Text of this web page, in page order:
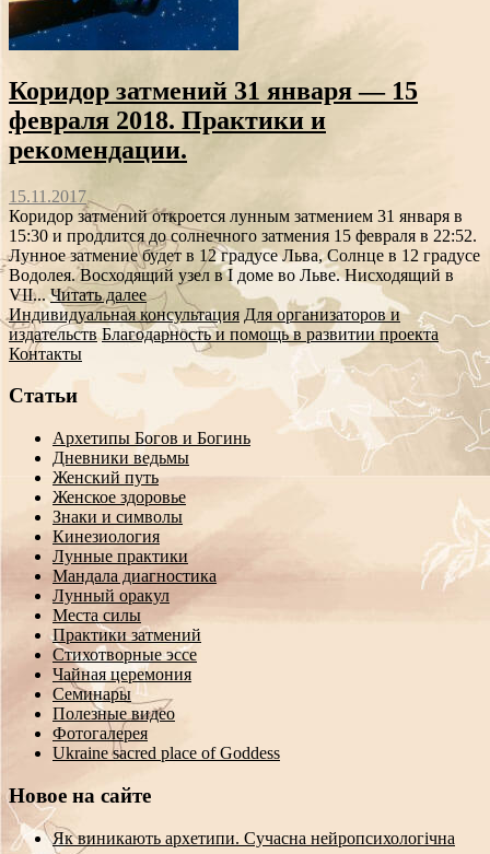
Коридор затмений 31 января — 15
февраля 2018. Практики и
рекомендации.
15.11.2017
Коридор затмений откроется лунным затмением 31 января в
15:30 и продлится до солнечного затмения 15 февраля в 22:52.
Лунное затмение будет в 12 градусе Льва, Солнце в 12 градусе
Водолея. Восходящий узел в I доме во Льве. Нисходящий в
VII...Читать далее
Индивидуальная консультация Для организаторов и
издательств Благодарность и помощь в развитии проекта
Контакты
Статьи
Архетипы Богов и Богинь
Дневники ведьмы
Женский путь
Женское здоровье
Знаки и символы
Кинезиология
Лунные практики
Мандала диагностика
Лунный оракул
Места силы
Практики затмений
Стихотворные эссе
Чайная церемония
Семинары
Полезные видео
Фотогалерея
Ukraine sacred place of Goddess
Новое на сайте
Як виникають архетипи. Сучасна нейропсихологічна